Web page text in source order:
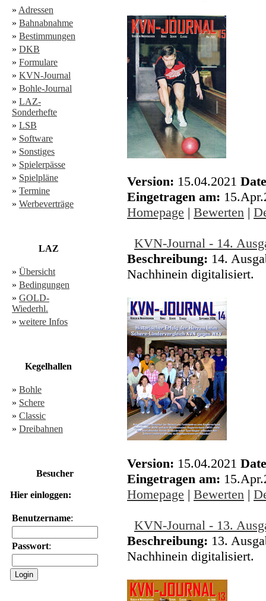
» Adressen
» Bahnabnahme
» Bestimmungen
» DKB
» Formulare
» KVN-Journal
» Bohle-Journal
» LAZ-
Sonderhefte
» LSB
» Software
» Sonstiges
» Spielerpässe
» Spielpläne
» Termine
» Werbeverträge
LAZ
» Übersicht
» Bedingungen
» GOLD-
Wiederhl.
» weitere Infos
Kegelhallen
» Bohle
» Schere
» Classic
» Dreibahnen
Besucher
Hier einloggen:
Benutzername:
Passwort:
Version: 15.04.2021
Eingetragen am:
Homepage | Bewerten |
KVN-Journal - 14.
Beschreibung: 14.
Nachhinein digitalisiert.
Version: 15.04.2021
Eingetragen am:
Homepage | Bewerten |
KVN-Journal - 13.
Beschreibung: 13.
Nachhinein digitalisiert.